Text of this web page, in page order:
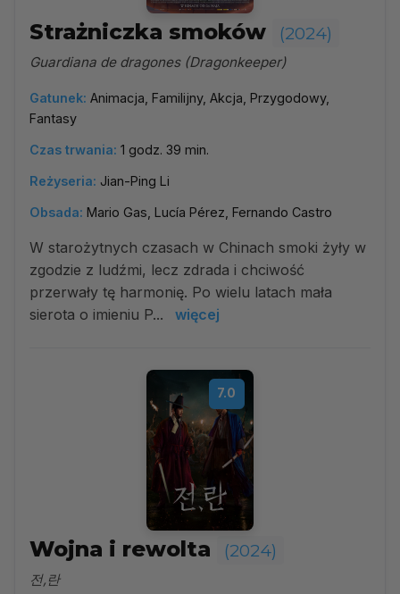
Strażniczka smoków (2024)
Guardiana de dragones (Dragonkeeper)
Gatunek: Animacja, Familijny, Akcja, Przygodowy,
Fantasy
Czas trwania: 1 godz. 39 min.
Reżyseria: Jian-Ping Li
Obsada: Mario Gas, Lucía Pérez, Fernando Castro
W starożytnych czasach w Chinach smoki żyły w
zgodzie z ludźmi, lecz zdrada i chciwość
przerwały tę harmonię. Po wielu latach mała
sierota o imieniu P...
więcej
7.0
Wojna i rewolta (2024)
전,란